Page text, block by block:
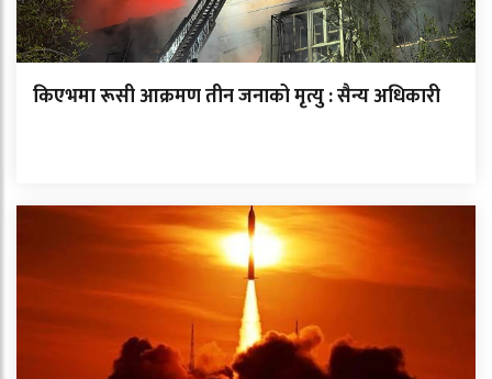
किएभमा रूसी आक्रमण तीन जनाको मृत्यु : सैन्य अधिकारी